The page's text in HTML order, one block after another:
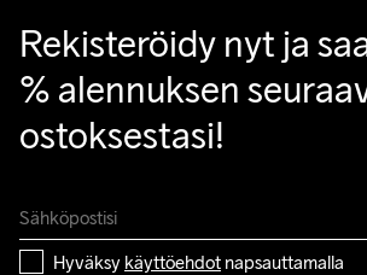
Rekisteröidy nyt ja
% alennuksen
ostoksestasi!
Hyväksy käyttöehdot napsauttamalla